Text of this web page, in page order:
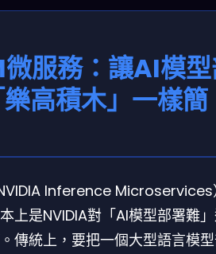
服務：讓AI模
高積木」一樣簡
Inference Microservices
上是NVIDIA對「AI模型部署難
傳統上，要把一個大型語言模